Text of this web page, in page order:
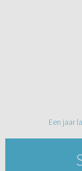
Een jaar